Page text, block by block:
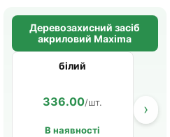
Деревозахисний засіб
акриловий Maxima
білий
336.00/шт.
В наявності
›